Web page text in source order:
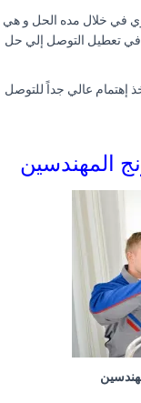
في خلال مده الحل و هي
في تعطيل التوصل إلي حل
إهتمام عالي جداً للتوصل
المهندسين